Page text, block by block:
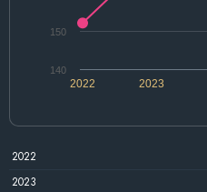
2022 2023
140
150
2022
2023